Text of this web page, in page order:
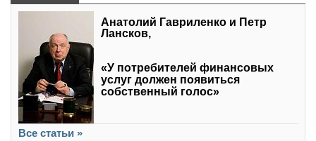
Анатолий Гавриленко и Петр
Лансков,
«У потребителей финансовых
услуг должен появиться
собственный голос»
Все статьи »